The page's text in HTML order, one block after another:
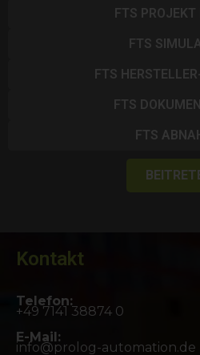
FTS PROJEKT
FTS
FTS
FTS
FTS
Kontakt
Telefon:
+49 7141 38874 0
E-Mail:
info@prolog-automation.de